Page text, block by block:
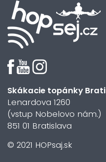
Skákacie topánky
Lenardova 1260
(vstup Nobelovo nám.)
851 01 Bratislava
© 2021 HOPsaj.sk